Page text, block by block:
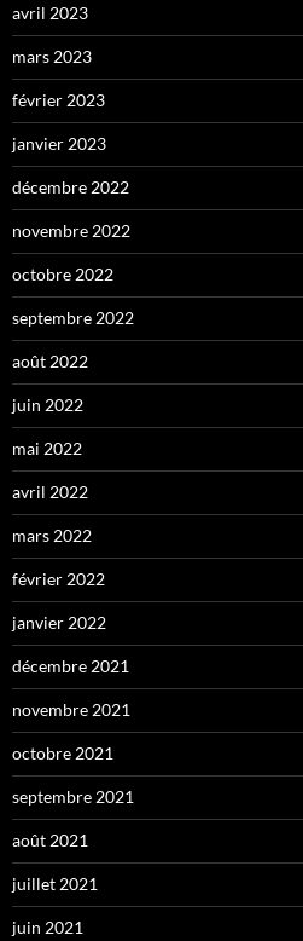
avril 2023
mars 2023
février 2023
janvier 2023
décembre 2022
novembre 2022
octobre 2022
septembre 2022
août 2022
juin 2022
mai 2022
avril 2022
mars 2022
février 2022
janvier 2022
décembre 2021
novembre 2021
octobre 2021
septembre 2021
août 2021
juillet 2021
juin 2021